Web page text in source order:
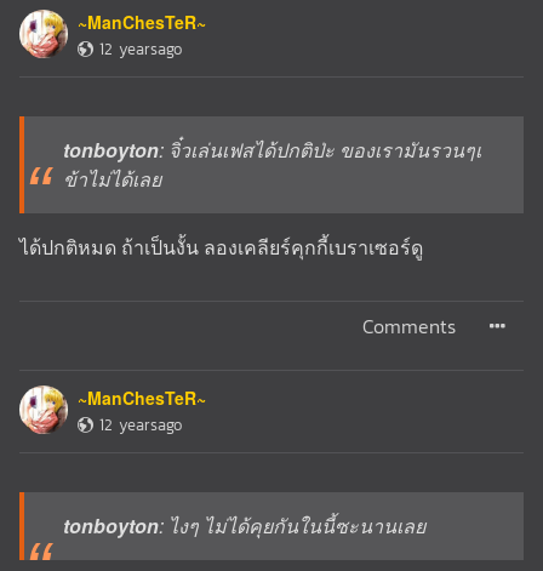
~ManChesTeR~
12 yearsago
tonboyton: จิ๋วเล่นเฟสได้ปกติป่ะ ของเรามันรวนๆเ
ข้าไม่ได้เลย
ได้ปกติหมด ถ้าเป็นงั้น ลองเคลียร์คุกกี้เบราเซอร์ดู
Comments
~ManChesTeR~
12 yearsago
tonboyton: ไงๆ ไม่ได้คุยกันในนี้ซะนานเลย